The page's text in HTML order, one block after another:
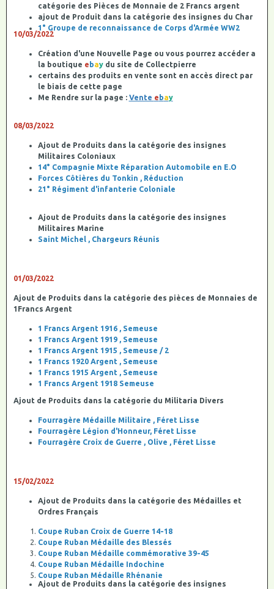
catégorie des Pièces de Monnaie de 2 Francs argent
ajout de Produit dans la catégorie des insignes du Char
1° Groupe de reconnaissance de Corps d'Armée WW2
10/03/2022
Création d'une Nouvelle Page ou vous pourrez accéder a
la boutique e bay du site de Collectpierre
certains des produits en vente sont en accès direct par
le biais de cette page
Me Rendre sur la page : Vente e bay
08/03/2022
Ajout de Produits dans la catégorie des insignes
Militaires Coloniaux
14° Compagnie Mixte Réparation Automobile en E.O
Forces Côtières du Tonkin , Réduction
21° Régiment d'infanterie Coloniale
Ajout de Produits dans la catégorie des insignes
Militaires Marine
Saint Michel , Chargeurs Réunis
01/03/2022
Ajout de Produits dans la catégorie des pièces de Monnaies de
1Francs Argent
1 Francs Argent 1916 , Semeuse
1 Francs Argent 1919 , Semeuse
1 Francs Argent 1915 , Semeuse / 2
1 Francs 1920 Argent , Semeuse
1 Francs 1915 Argent , Semeuse
1 Francs Argent 1918 Semeuse
Ajout de Produits dans la catégorie du Militaria Divers
Fourragère Médaille Militaire , Féret Lisse
Fourragère Légion d'Honneur, Féret Lisse
Fourragère Croix de Guerre , Olive , Féret Lisse
15/02/2022
Ajout de Produits dans la catégorie des Médailles et
Ordres Français
Coupe Ruban Croix de Guerre 14-18
Coupe Ruban Médaille des Blessés
Coupe Ruban Médaille commémorative 39-45
Coupe Ruban Médaille Indochine
Coupe Ruban Médaille Rhénanie
Ajout de Produits dans la catégorie des insignes